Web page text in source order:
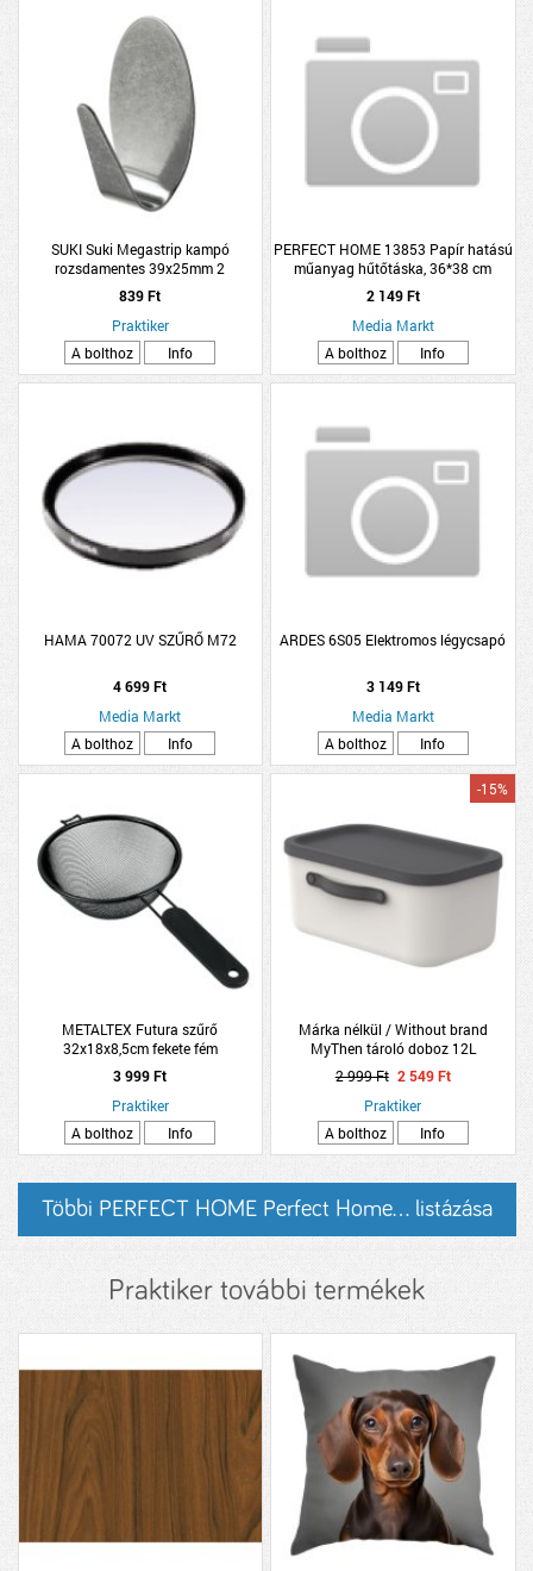
SUKI Suki Megastrip kampó
rozsdamentes 39x25mm 2
darab/csomag, ovális
839 Ft
Praktiker
A bolthoz
Info
PERFECT HOME 13853 Papír hatású
műanyag hűtőtáska, 36*38 cm
2 149 Ft
Media Markt
A bolthoz
Info
HAMA 70072 UV SZŰRŐ M72
4 699 Ft
Media Markt
A bolthoz
Info
ARDES 6S05 Elektromos légycsapó
3 149 Ft
Media Markt
A bolthoz
Info
METALTEX Futura szűrő
32x18x8,5cm fekete fém
3 999 Ft
Praktiker
A bolthoz
Info
Márka nélkül / Without brand
MyThen tároló doboz 12L
17,7x26,5x39,5cm bézs-fekete
műanyag
-15%
2 999 Ft 2 549 Ft
Praktiker
A bolthoz
Info
Többi PERFECT HOME Perfect Home... listázása
Praktiker további termékek